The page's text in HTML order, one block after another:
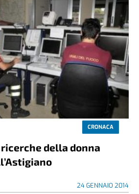
CRONACA
della donna
24 GENNAIO 2014